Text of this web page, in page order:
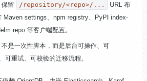
保留 /repository/<repo>/...
URL 布
Maven settings、npm registry、PyPI index-
repo 等客户端配置。
不是一次性脚本，而是后台可操作、可
可重试、可校验的迁移流程。